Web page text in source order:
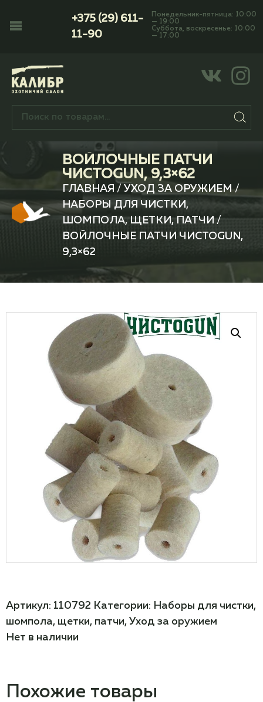
+375 (29) 611-
11-90
Понедельник-пятница: 10:00
— 19:00
Суббота, воскресенье: 10:00
— 17:00
ВОЙЛОЧНЫЕ ПАТЧИ
ЧИСТОGUN, 9,3×62
ГЛАВНАЯ / УХОД ЗА ОРУЖИЕМ/
НАБОРЫ ДЛЯ ЧИСТКИ,
ШОМПОЛА, ЩЕТКИ, ПАТЧИ/
ВОЙЛОЧНЫЕ ПАТЧИ ЧИСТОGUN,
9,3×62
Артикул: 110792 Категории: Наборы для чистки,
шомпола, щетки, патчи, Уход за оружием
Нет в наличии
Похожие товары